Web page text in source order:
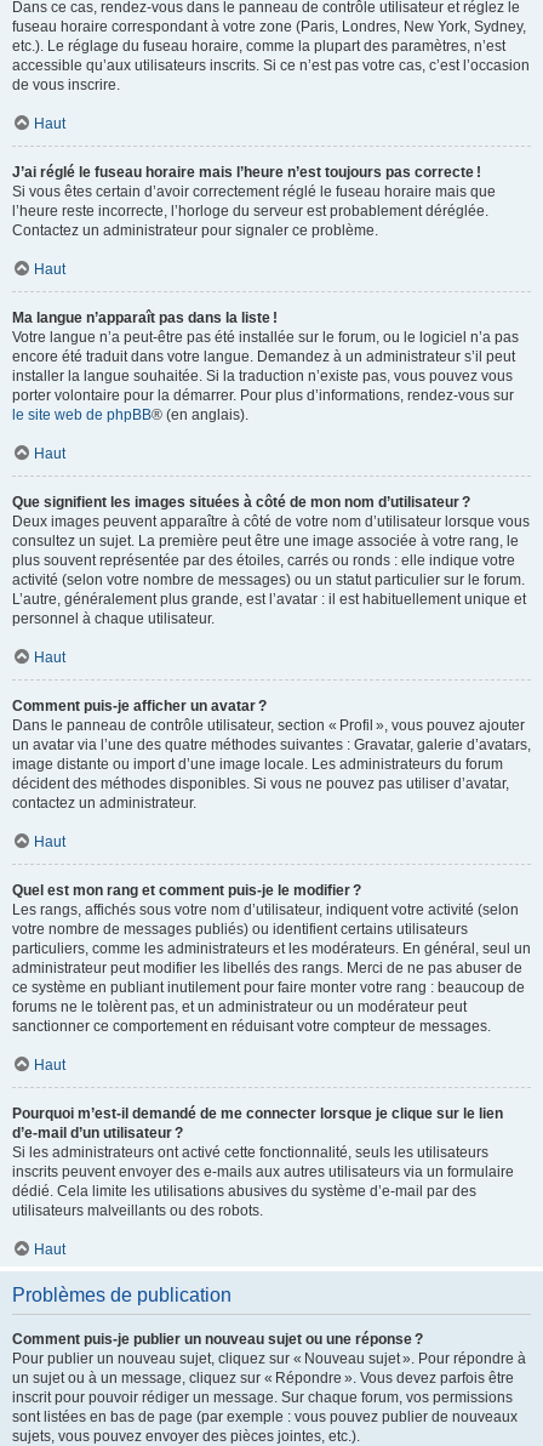
Dans ce cas, rendez-vous dans le panneau de contrôle utilisateur et réglez le
fuseau horaire correspondant à votre zone (Paris, Londres, New York, Sydney,
etc.). Le réglage du fuseau horaire, comme la plupart des paramètres, n’est
accessible qu’aux utilisateurs inscrits. Si ce n’est pas votre cas, c’est l’occasion
de vous inscrire.
Haut
J’ai réglé le fuseau horaire mais l’heure n’est toujours pas correcte !
Si vous êtes certain d’avoir correctement réglé le fuseau horaire mais que
l’heure reste incorrecte, l’horloge du serveur est probablement déréglée.
Contactez un administrateur pour signaler ce problème.
Haut
Ma langue n’apparaît pas dans la liste !
Votre langue n’a peut-être pas été installée sur le forum, ou le logiciel n’a pas
encore été traduit dans votre langue. Demandez à un administrateur s’il peut
installer la langue souhaitée. Si la traduction n’existe pas, vous pouvez vous
porter volontaire pour la démarrer. Pour plus d’informations, rendez-vous sur
le site web de phpBB® (en anglais).
Haut
Que signifient les images situées à côté de mon nom d’utilisateur ?
Deux images peuvent apparaître à côté de votre nom d’utilisateur lorsque vous
consultez un sujet. La première peut être une image associée à votre rang, le
plus souvent représentée par des étoiles, carrés ou ronds : elle indique votre
activité (selon votre nombre de messages) ou un statut particulier sur le forum.
L’autre, généralement plus grande, est l’avatar : il est habituellement unique et
personnel à chaque utilisateur.
Haut
Comment puis-je afficher un avatar ?
Dans le panneau de contrôle utilisateur, section « Profil », vous pouvez ajouter
un avatar via l’une des quatre méthodes suivantes : Gravatar, galerie d’avatars,
image distante ou import d’une image locale. Les administrateurs du forum
décident des méthodes disponibles. Si vous ne pouvez pas utiliser d’avatar,
contactez un administrateur.
Haut
Quel est mon rang et comment puis-je le modifier ?
Les rangs, affichés sous votre nom d’utilisateur, indiquent votre activité (selon
votre nombre de messages publiés) ou identifient certains utilisateurs
particuliers, comme les administrateurs et les modérateurs. En général, seul un
administrateur peut modifier les libellés des rangs. Merci de ne pas abuser de
ce système en publiant inutilement pour faire monter votre rang : beaucoup de
forums ne le tolèrent pas, et un administrateur ou un modérateur peut
sanctionner ce comportement en réduisant votre compteur de messages.
Haut
Pourquoi m’est-il demandé de me connecter lorsque je clique sur le lien
d’e-mail d’un utilisateur ?
Si les administrateurs ont activé cette fonctionnalité, seuls les utilisateurs
inscrits peuvent envoyer des e-mails aux autres utilisateurs via un formulaire
dédié. Cela limite les utilisations abusives du système d’e-mail par des
utilisateurs malveillants ou des robots.
Haut
Problèmes de publication
Comment puis-je publier un nouveau sujet ou une réponse ?
Pour publier un nouveau sujet, cliquez sur « Nouveau sujet ». Pour répondre à
un sujet ou à un message, cliquez sur « Répondre ». Vous devez parfois être
inscrit pour pouvoir rédiger un message. Sur chaque forum, vos permissions
sont listées en bas de page (par exemple : vous pouvez publier de nouveaux
sujets, vous pouvez envoyer des pièces jointes, etc.).